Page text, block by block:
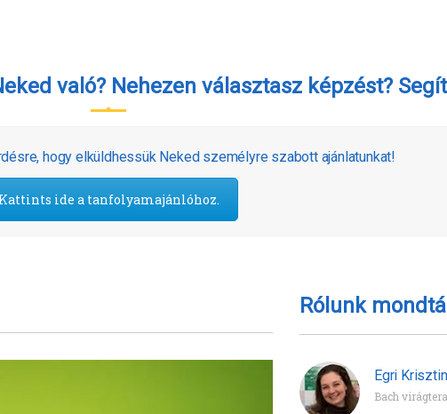
való? Nehezen választasz képzést?
hogy elküldhessük Neked személyre szabott ajánlatunkat!
Kattints ide a tanfolyamajánlóhoz.
Rólunk
Egri
Bach